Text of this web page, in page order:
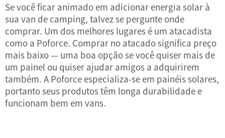
Se você ficar animado em adicionar energia solar à
sua van de camping, talvez se pergunte onde
comprar. Um dos melhores lugares é um atacadista
como a Poforce. Comprar no atacado significa preço
mais baixo — uma boa opção se você quiser mais de
um painel ou quiser ajudar amigos a adquirirem
também. A Poforce especializa-se em painéis solares,
portanto seus produtos têm longa durabilidade e
funcionam bem em vans.